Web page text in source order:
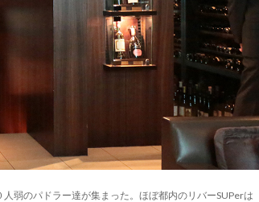
弱のパドラー達が集まった。ほぼ都内のリバーSUPerは